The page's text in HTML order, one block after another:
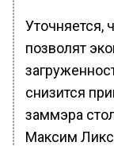
Уточняется,
позволят
снизится
заммэра
Максим